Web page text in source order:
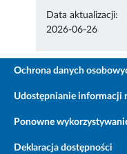
Data aktualizacji:
2026-06-26
Ochrona danych
Udostępnianie informacji
Ponowne
Deklaracja dostępności